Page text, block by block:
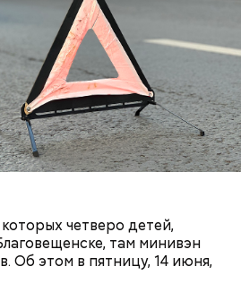
четверо детей,
там минивэн
Об этом в пятницу, 14 июня,
бойца, которого Мутаев
унизил. Предполагается, что
человек решил отомстить.
следователей